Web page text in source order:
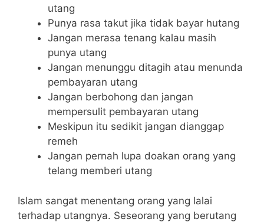
utang
Punya rasa takut jika tidak bayar hutang
Jangan merasa tenang kalau masih
punya utang
Jangan menunggu ditagih atau menunda
pembayaran utang
Jangan berbohong dan jangan
mempersulit pembayaran utang
Meskipun itu sedikit jangan dianggap
remeh
Jangan pernah lupa doakan orang yang
telang memberi utang
Islam sangat menentang orang yang lalai
terhadap utangnya. Seseorang yang berutang